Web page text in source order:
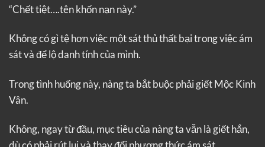
“Chết tiệt….tên khốn nạn này.”
Không có gì tệ hơn việc một sát thủ thất bại trong việc ám
sát và để lộ danh tính của mình.
Trong tình huống này, nàng ta bắt buộc phải giết Mộc Kinh
Vân.
Không, ngay từ đầu, mục tiêu của nàng ta vẫn là giết hắn,